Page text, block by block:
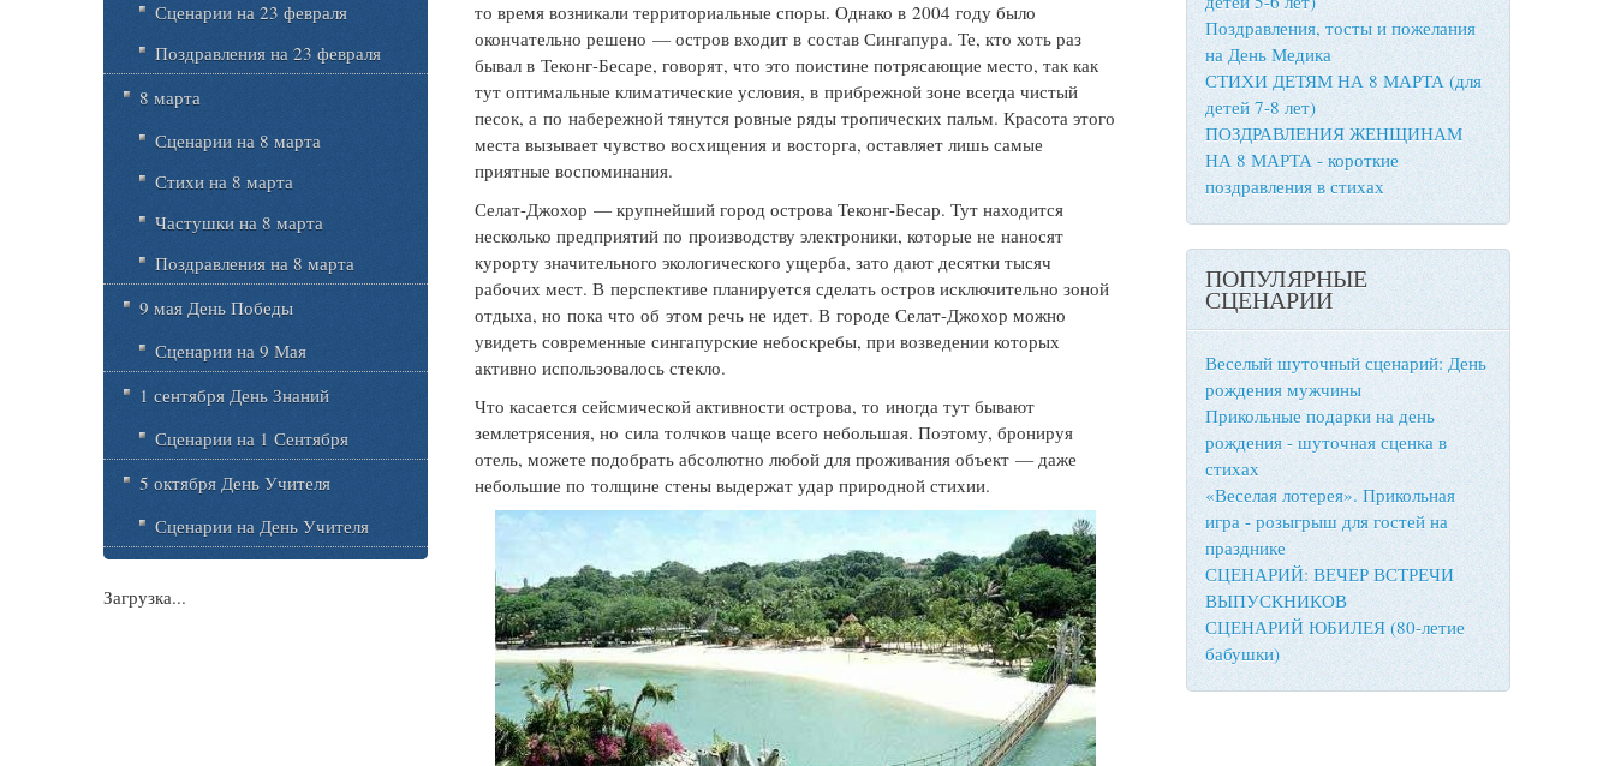
то время возникали территориальные споры. Однако в 2004 году было
окончательно решено — остров входит в состав Сингапура. Те, кто хоть раз
бывал в Теконг-Бесаре, говорят, что это поистине потрясающие место, так как
тут оптимальные климатические условия, в прибрежной зоне всегда чистый
песок, а по набережной тянутся ровные ряды тропических пальм. Красота этого
места вызывает чувство восхищения и восторга, оставляет лишь самые
приятные воспоминания.
Селат-Джохор — крупнейший город острова Теконг-Бесар. Тут находится
несколько предприятий по производству электроники, которые не наносят
курорту значительного экологического ущерба, зато дают десятки тысяч
рабочих мест. В перспективе планируется сделать остров исключительно зоной
отдыха, но пока что об этом речь не идет. В городе Селат-Джохор можно
увидеть современные сингапурские небоскребы, при возведении которых
активно использовалось стекло.
Что касается сейсмической активности острова, то иногда тут бывают
землетрясения, но сила толчков чаще всего небольшая. Поэтому, бронируя
отель, можете подобрать абсолютно любой для проживания объект — даже
небольшие по толщине стены выдержат удар природной стихии.
Сценарии на 23 февраля
Поздравления на 23 февраля
8 марта
Сценарии на 8 марта
Стихи на 8 марта
Частушки на 8 марта
Поздравления на 8 марта
9 мая День Победы
Сценарии на 9 Мая
1 сентября День Знаний
Сценарии на 1 Сентября
5 октября День Учителя
Сценарии на День Учителя
Загрузка...
Поздравления, тосты и пожелания
на День Медика
СТИХИ ДЕТЯМ НА 8 МАРТА (для
детей 7-8 лет)
ПОЗДРАВЛЕНИЯ ЖЕНЩИНАМ
НА 8 МАРТА - короткие
поздравления в стихах
ПОПУЛЯРНЫЕ
СЦЕНАРИИ
Веселый шуточный сценарий: День
рождения мужчины
Прикольные подарки на день
рождения - шуточная сценка в
стихах
«Веселая лотерея». Прикольная
игра - розыгрыш для гостей на
празднике
СЦЕНАРИЙ: ВЕЧЕР ВСТРЕЧИ
ВЫПУСКНИКОВ
СЦЕНАРИЙ ЮБИЛЕЯ (80-летие
бабушки)